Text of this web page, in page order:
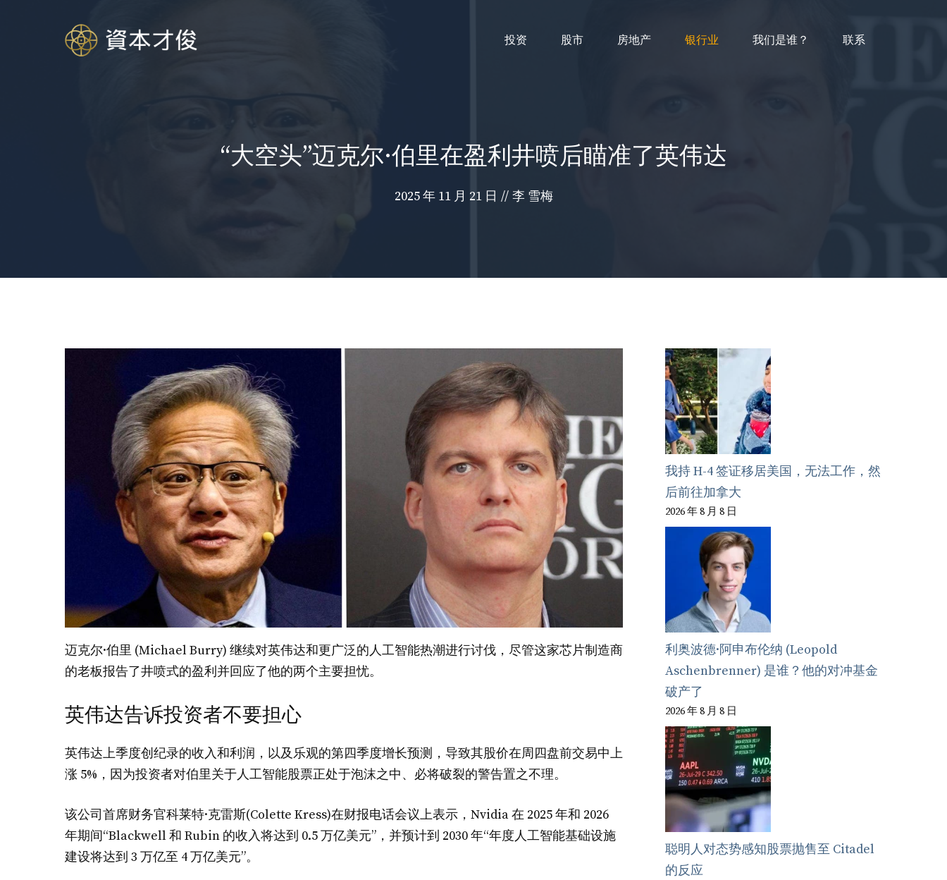
投资 股市 房地产 银行业 我们是谁？ 联系
“大空头”迈克尔·伯里在盈利井喷后瞄准了英伟达
2025 年 11 月 21 日 // 李 雪梅
迈克尔·伯里 (Michael Burry) 继续对英伟达和更广泛的人工智能热潮进行讨伐，尽管这家芯片制造商
的老板报告了井喷式的盈利并回应了他的两个主要担忧。
英伟达告诉投资者不要担心
英伟达上季度创纪录的收入和利润，以及乐观的第四季度增长预测，导致其股价在周四盘前交易中上
涨 5%，因为投资者对伯里关于人工智能股票正处于泡沫之中、必将破裂的警告置之不理。
该公司首席财务官科莱特·克雷斯(Colette Kress)在财报电话会议上表示，Nvidia 在 2025 年和 2026
年期间“Blackwell 和 Rubin 的收入将达到 0.5 万亿美元”，并预计到 2030 年“年度人工智能基础设施
建设将达到 3 万亿至 4 万亿美元”。
我持 H-4 签证移居美国，无法工作，然
后前往加拿大
2026 年 8 月 8 日
利奥波德·阿申布伦纳 (Leopold
Aschenbrenner) 是谁？他的对冲基金
破产了
2026 年 8 月 8 日
聪明人对态势感知股票抛售至 Citadel
的反应